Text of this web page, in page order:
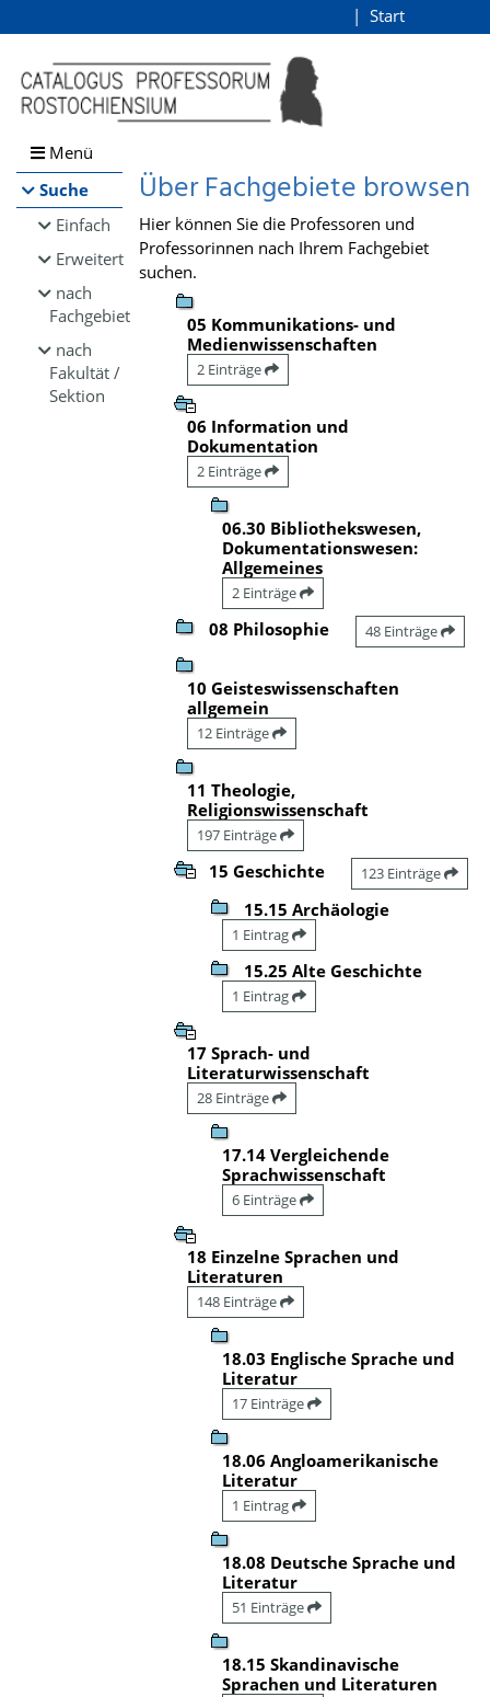
Browsen
direkt zum Inhalt
Start
Menü
Suche
Einfach
Erweitert
nach
Fachgebiet
nach
Fakultät /
Sektion
Über Fachgebiete browsen
Hier können Sie die Professoren und
Professorinnen nach Ihrem Fachgebiet
suchen.
05 Kommunikations- und
Medienwissenschaften
2 Einträge
06 Information und
Dokumentation
2 Einträge
06.30 Bibliothekswesen,
Dokumentationswesen:
Allgemeines
2 Einträge
08 Philosophie 48 Einträge
10 Geisteswissenschaften
allgemein
12 Einträge
11 Theologie,
Religionswissenschaft
197 Einträge
15 Geschichte 123 Einträge
15.15 Archäologie
1 Eintrag
15.25 Alte Geschichte
1 Eintrag
17 Sprach- und
Literaturwissenschaft
28 Einträge
17.14 Vergleichende
Sprachwissenschaft
6 Einträge
18 Einzelne Sprachen und
Literaturen
148 Einträge
18.03 Englische Sprache und
Literatur
17 Einträge
18.06 Angloamerikanische
Literatur
1 Eintrag
18.08 Deutsche Sprache und
Literatur
51 Einträge
18.15 Skandinavische
Sprachen und Literaturen